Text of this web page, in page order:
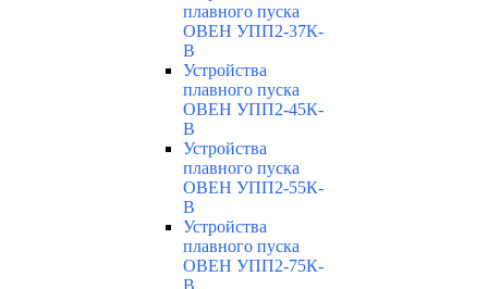
плавного пуска
ОВЕН УПП2-37К-
В
Устройства
плавного пуска
ОВЕН УПП2-45К-
В
Устройства
плавного пуска
ОВЕН УПП2-55К-
В
Устройства
плавного пуска
ОВЕН УПП2-75К-